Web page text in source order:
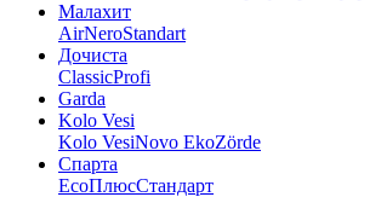
Малахит
AirNeroStandart
Дочиста
ClassicProfi
Garda
Kolo Vesi
Kolo VesiNovo EkoZörde
Спарта
EcoПлюсСтандарт